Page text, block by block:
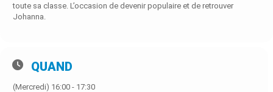
toute sa classe. L’occasion de devenir populaire et de retrouver
Johanna.
QUAND
(Mercredi) 16:00 - 17:30